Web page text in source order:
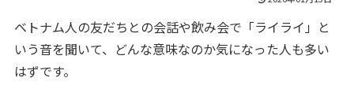
ベトナム人の友だちとの会話や飲み会で「ライライ」と
いう音を聞いて、どんな意味なのか気になった人も多い
はずです。